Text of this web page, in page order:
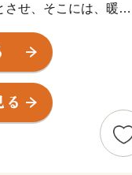
せ、そこには、暖か
す。
全国のハマチ養殖発
袋生産は、全国シェ
られる手袋は、各
からの伝統製法を守
、伝統、文化を守る自